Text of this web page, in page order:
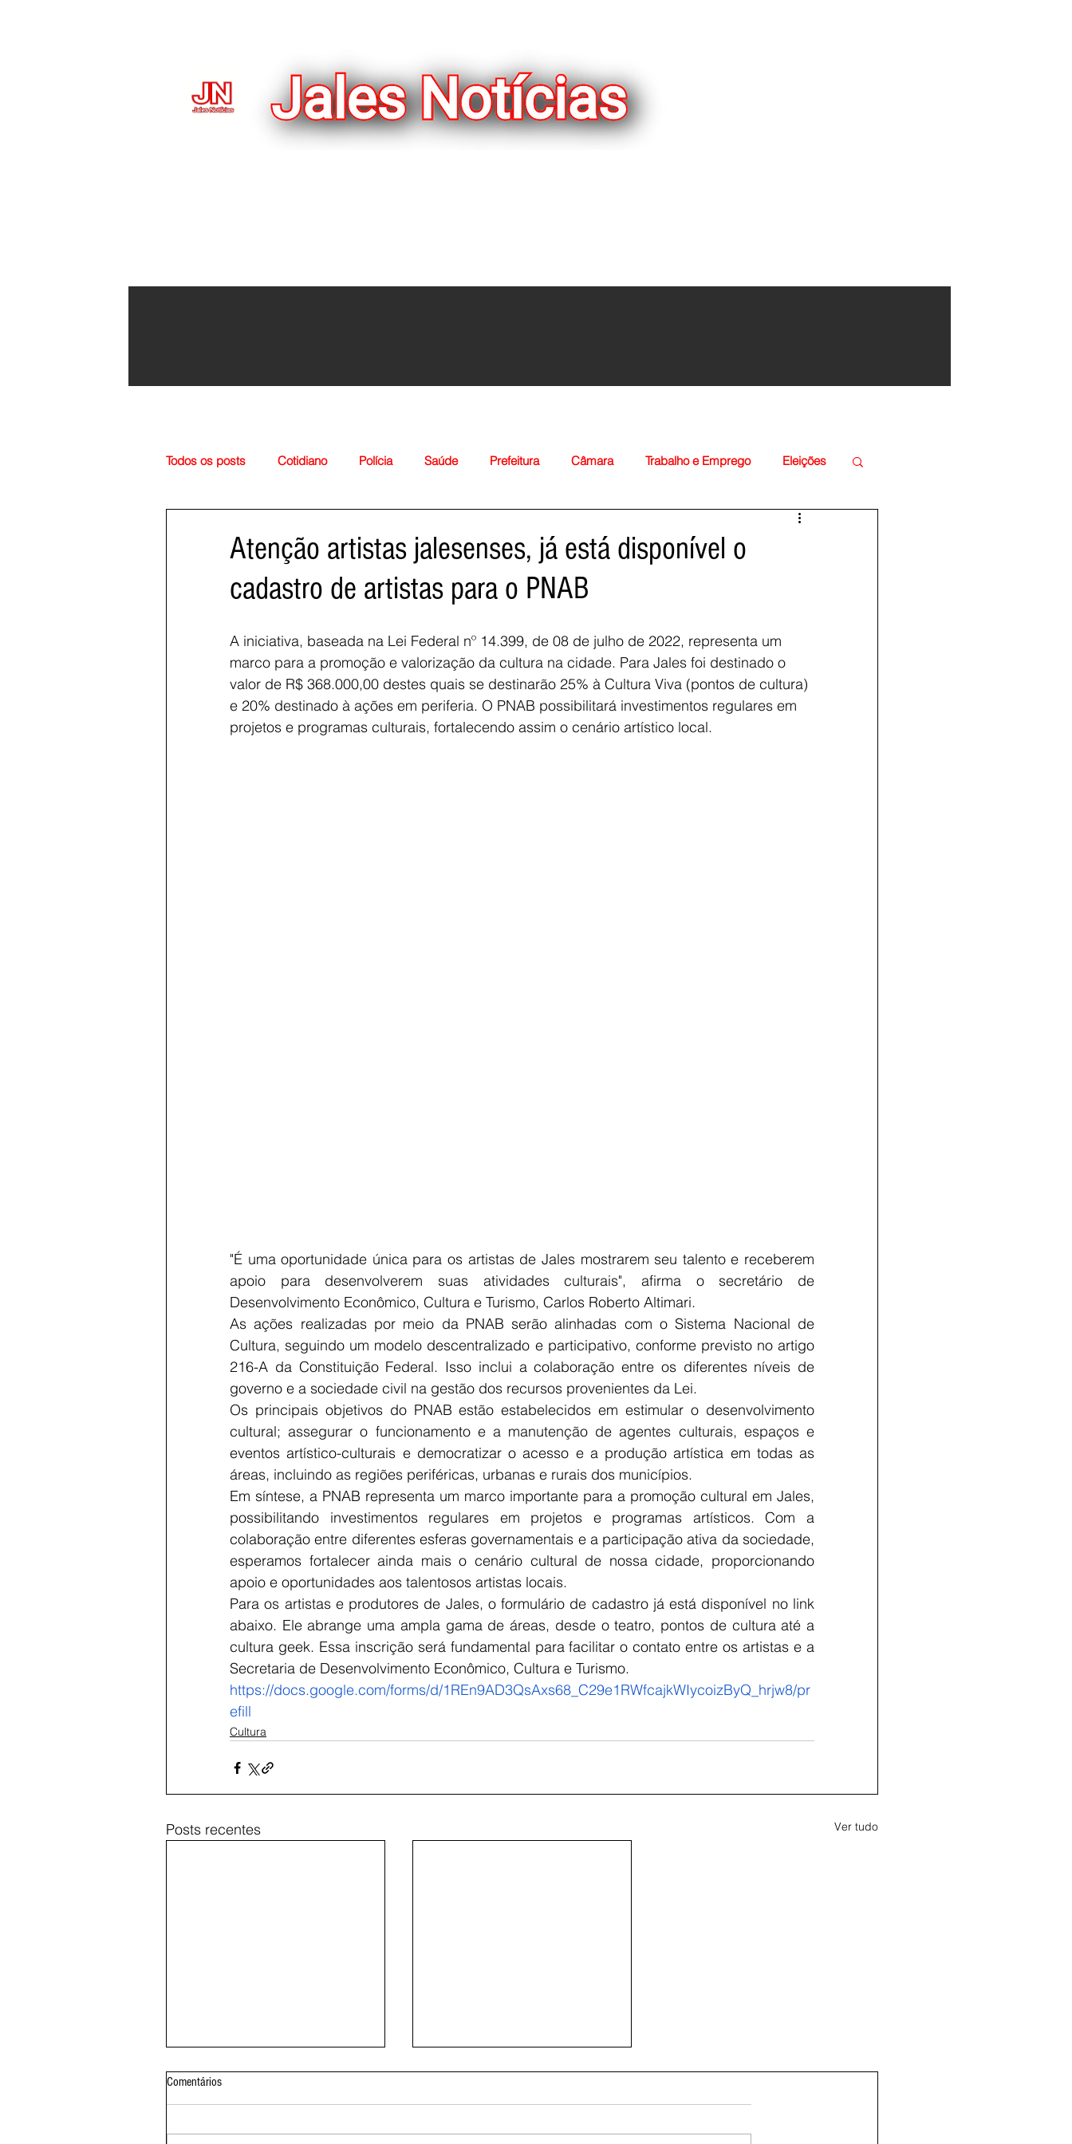
Voltar
Todos os posts Cotidiano Polícia Saúde Prefeitura Câmara Trabalho e Emprego Eleições
Atenção artistas jalesenses, já está disponível o
cadastro de artistas para o PNAB
A iniciativa, baseada na Lei Federal nº 14.399, de 08 de julho de 2022, representa um
marco para a promoção e valorização da cultura na cidade. Para Jales foi destinado o
valor de R$ 368.000,00 destes quais se destinarão 25% à Cultura Viva (pontos de cultura)
e 20% destinado à ações em periferia. O PNAB possibilitará investimentos regulares em
projetos e programas culturais, fortalecendo assim o cenário artístico local.
"É uma oportunidade única para os artistas de Jales mostrarem seu talento e receberem
apoio para desenvolverem suas atividades culturais", afirma o secretário de
Desenvolvimento Econômico, Cultura e Turismo, Carlos Roberto Altimari.
As ações realizadas por meio da PNAB serão alinhadas com o Sistema Nacional de
Cultura, seguindo um modelo descentralizado e participativo, conforme previsto no artigo
216-A da Constituição Federal. Isso inclui a colaboração entre os diferentes níveis de
governo e a sociedade civil na gestão dos recursos provenientes da Lei.
Os principais objetivos do PNAB estão estabelecidos em estimular o desenvolvimento
cultural; assegurar o funcionamento e a manutenção de agentes culturais, espaços e
eventos artístico-culturais e democratizar o acesso e a produção artística em todas as
áreas, incluindo as regiões periféricas, urbanas e rurais dos municípios.
Em síntese, a PNAB representa um marco importante para a promoção cultural em Jales,
possibilitando investimentos regulares em projetos e programas artísticos. Com a
colaboração entre diferentes esferas governamentais e a participação ativa da sociedade,
esperamos fortalecer ainda mais o cenário cultural de nossa cidade, proporcionando
apoio e oportunidades aos talentosos artistas locais.
Para os artistas e produtores de Jales, o formulário de cadastro já está disponível no link
abaixo. Ele abrange uma ampla gama de áreas, desde o teatro, pontos de cultura até a
cultura geek. Essa inscrição será fundamental para facilitar o contato entre os artistas e a
Secretaria de Desenvolvimento Econômico, Cultura e Turismo.
https://docs.google.com/forms/d/1REn9AD3QsAxs68_C29e1RWfcajkWIycoizByQ_hrjw8/pr
efill
Cultura
Posts recentes Ver tudo
Comentários